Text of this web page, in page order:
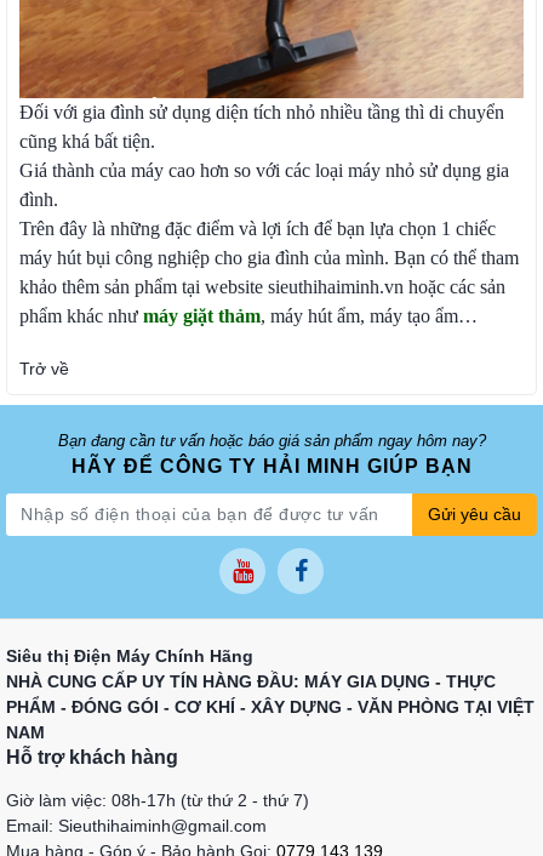
Đối với gia đình sử dụng diện tích nhỏ nhiều tầng thì di chuyển
cũng khá bất tiện.
Giá thành của máy cao hơn so với các loại máy nhỏ sử dụng gia
đình.
Trên đây là những đặc điểm và lợi ích để bạn lựa chọn 1 chiếc
máy hút bụi công nghiệp cho gia đình của mình. Bạn có thể tham
khảo thêm sản phẩm tại website sieuthihaiminh.vn hoặc các sản
phẩm khác như máy giặt thảm, máy hút ẩm, máy tạo ẩm…
Trở về
Bạn đang cần tư vấn hoặc báo giá sản phẩm ngay hôm nay?
HÃY ĐỂ CÔNG TY HẢI MINH GIÚP BẠN
Gửi yêu cầu
Siêu thị Điện Máy Chính Hãng
NHÀ CUNG CẤP UY TÍN HÀNG ĐẦU: MÁY GIA DỤNG - THỰC
PHẨM - ĐÓNG GÓI - CƠ KHÍ - XÂY DỰNG - VĂN PHÒNG TẠI VIỆT
NAM
Hỗ trợ khách hàng
Giờ làm việc: 08h-17h (từ thứ 2 - thứ 7)
Email: Sieuthihaiminh@gmail.com
Mua hàng - Góp ý - Bảo hành Gọi: 0779 143 139